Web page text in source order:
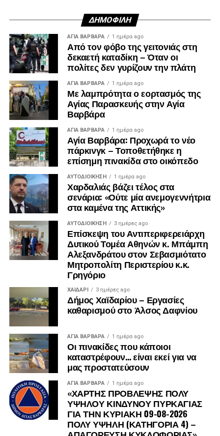
Λίγα λεπτά αργότερα, έφτασε και ο πρώην
πρωθυπουργός, Αντώνης Σαμαράς, ο οποίος αφού
συλλυπήθηκε την οικογένεια, αποχώρησε.
ΔΗΜΟΦΙΛΉ
ΑΓΙΑ ΒΑΡΒΑΡΑ 1 ημέρα ago
Από τον φόβο της γειτονιάς στη
δεκαετή καταδίκη – Όταν οι
πολίτες δεν γυρίζουν την πλάτη
ΑΓΙΑ ΒΑΡΒΑΡΑ 1 ημέρα ago
Με λαμπρότητα ο εορτασμός της
Αγίας Παρασκευής στην Αγία
Βαρβάρα
ΑΓΙΑ ΒΑΡΒΑΡΑ 1 ημέρα ago
Αγία Βαρβάρα: Προχωρά το νέο
πάρκινγκ – Τοποθετήθηκε η
επίσημη πινακίδα στο οικόπεδο
ΑΥΤΟΔΙΟΊΚΗΣΗ 1 ημέρα ago
Χαρδαλιάς βάζει τέλος στα
σενάρια: «Ούτε μία ανεμογεννήτρια
στα καμένα της Αττικής»
ΑΥΤΟΔΙΟΊΚΗΣΗ 3 ημέρες ago
Επίσκεψη του Αντιπεριφερειάρχη
Δυτικού Τομέα Αθηνών κ. Μπάμπη
Αλεξανδράτου στον Σεβασμιότατο
Μητροπολίτη Περιστερίου κ.κ.
Γρηγόριο
ΧΑΪΔΑΡΙ 3 ημέρες ago
Δήμος Χαϊδαρίου – Εργασίες
καθαρισμού στο Άλσος Δαφνίου
ΑΓΙΑ ΒΑΡΒΑΡΑ 1 ημέρα ago
Οι πινακίδες που κάποιοι
καταστρέφουν… είναι εκεί για να
μας προστατεύσουν
ΑΓΙΑ ΒΑΡΒΑΡΑ 1 ημέρα ago
«ΧΑΡΤΗΣ ΠΡΟΒΛΕΨΗΣ ΠΟΛΥ
ΥΨΗΛΟΥ ΚΙΝΔΥΝΟΥ ΠΥΡΚΑΓΙΑΣ
ΓΙΑ ΤΗΝ ΚΥΡΙΑΚΗ 09-08-2026
ΠΟΛΥ ΥΨΗΛΗ (ΚΑΤΗΓΟΡΙΑ 4) –